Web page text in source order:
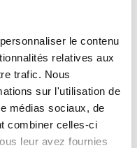
le contenu
relatives aux
trafic. Nous
sur l'utilisation de
médias sociaux, de
combiner celles-ci
leur avez fournies